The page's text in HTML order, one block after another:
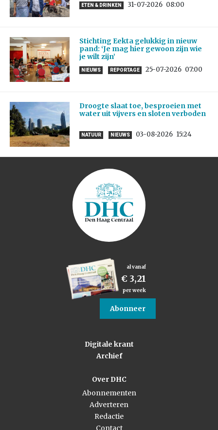
ETEN & DRINKEN 31-07-2026 08:00
Stichting Eekta gelukkig in nieuw
pand: ‘Je mag hier gewoon zijn wie
je wilt zijn’
NIEUWS REPORTAGE 25-07-2026 07:00
Droogte slaat toe, besproeien met
water uit vijvers en sloten verboden
NATUUR NIEUWS 03-08-2026 15:24
al vanaf
€ 3,21
per week
Abonneer
Digitale krant
Archief
Over DHC
Abonnementen
Adverteren
Redactie
Contact